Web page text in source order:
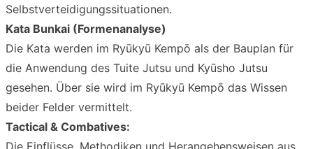
Selbstverteidigungssituationen.
Kata Bunkai (Formenanalyse)
Die Kata werden im Ryūkyū Kempō als der Bauplan für
die Anwendung des Tuite Jutsu und Kyūsho Jutsu
gesehen. Über sie wird im Ryūkyū Kempō das Wissen
beider Felder vermittelt.
Tactical & Combatives:
Die Einflüsse, Methodiken und Herangehensweisen aus